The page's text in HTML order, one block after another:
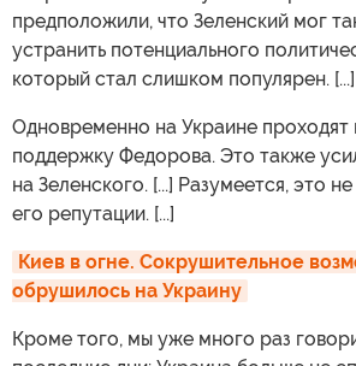
предположили, что Зеленский мог
устранить потенциального
который стал слишком популярен. [...]
Одновременно на Украине проходят
поддержку Федорова. Это также
на Зеленского. [...] Разумеется, это
его репутации. [...]
Киев в огне. Сокрушительное
обрушилось на Украину
Кроме того, мы уже много раз